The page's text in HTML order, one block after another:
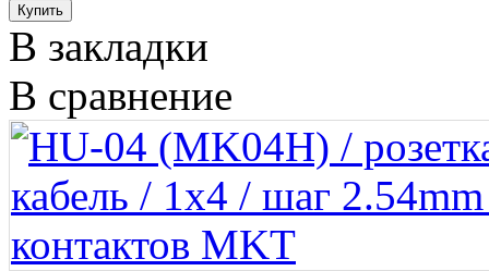
В закладки
В сравнение